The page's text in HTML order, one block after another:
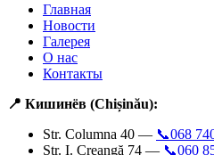
Главная
Новости
Галерея
О нас
Контакты
📍 Кишинёв (Chișinău):
Str. Columna 40 — 📞068
Str. I. Creangă 74 — 📞060